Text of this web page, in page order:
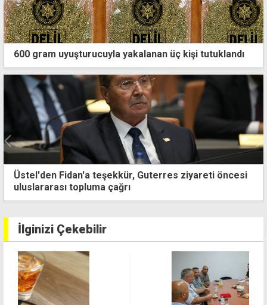
600 gram uyuşturucuyla yakalanan üç kişi tutuklandı
Guterres ziyareti öncesi
çağrı
Başbakan Üstel,
İlginizi Çekebilir